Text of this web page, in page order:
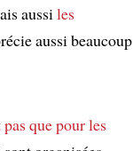
aussi les
aussi beaucoup
que pour les